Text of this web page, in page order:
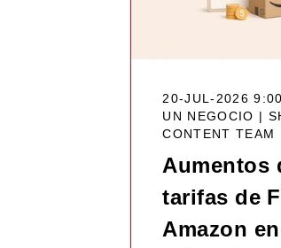
20-JUL-2026
UN NEGOCIO |
CONTENT TEAM
Aumentos
tarifas de
Amazon